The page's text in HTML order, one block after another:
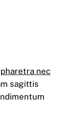
nec
sagittis